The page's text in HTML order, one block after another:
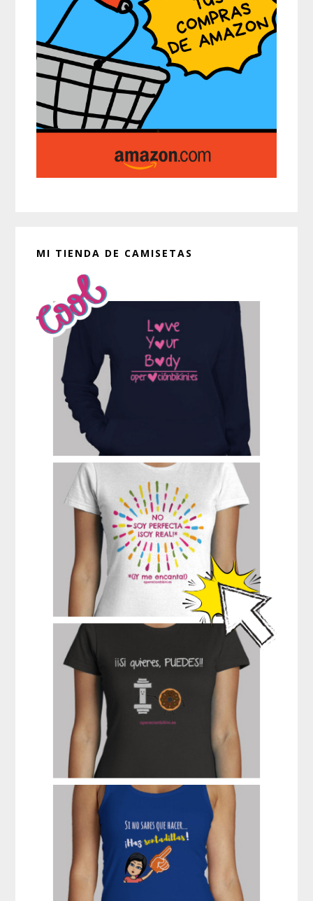
MI TIENDA DE CAMISETAS